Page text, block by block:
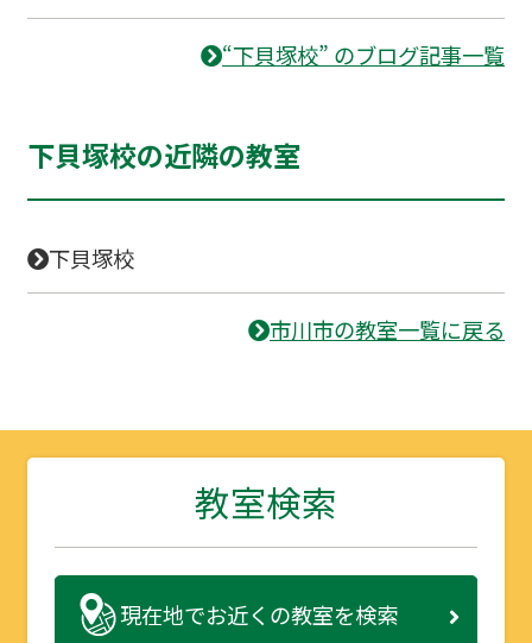
“下貝塚校” のブログ記事一覧
下貝塚校の近隣の教室
下貝塚校
市川市の教室一覧に戻る
教室検索
現在地でお近くの教室を検索